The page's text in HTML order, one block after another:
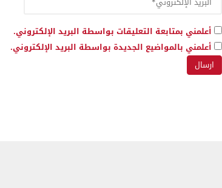
أعلمني بمتابعة التعليقات بواسطة البريد الإلكتروني.
أعلمني بالمواضيع الجديدة بواسطة البريد الإلكتروني.